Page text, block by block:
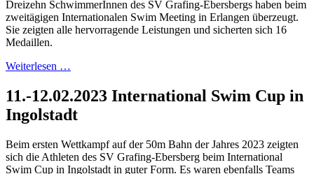
Dreizehn SchwimmerInnen des SV Grafing-Ebersbergs haben beim
zweitägigen Internationalen Swim Meeting in Erlangen überzeugt.
Sie zeigten alle hervorragende Leistungen und sicherten sich 16
Medaillen.
Weiterlesen …
11.-12.02.2023 International Swim Cup in
Ingolstadt
Beim ersten Wettkampf auf der 50m Bahn der Jahres 2023 zeigten
sich die Athleten des SV Grafing-Ebersberg beim International
Swim Cup in Ingolstadt in guter Form. Es waren ebenfalls Teams